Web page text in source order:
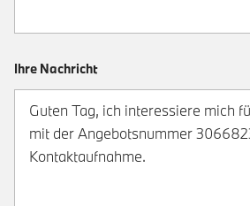
Ihre Nachricht